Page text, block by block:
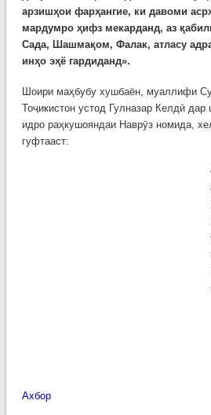
арзишҳои фарҳангие, ки давоми
мардумро ҳифз мекарданд, аз
Сада, Шашмақом, Фалак, атласу
инҳо эҳё гардиданд».
Шоири маҳбубу хушбаён, муаллифи
Тоҷикистон устод Гулназар Келдӣ
идро раҳкушояндаи Наврӯз номида,
гуфтааст:
Ахбор